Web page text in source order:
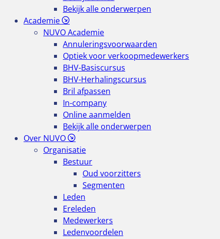
Bekijk alle onderwerpen
Academie
NUVO Academie
Annuleringsvoorwaarden
Optiek voor verkoopmedewerkers
BHV-Basiscursus
BHV-Herhalingscursus
Bril afpassen
In-company
Online aanmelden
Bekijk alle onderwerpen
Over NUVO
Organisatie
Bestuur
Oud voorzitters
Segmenten
Leden
Ereleden
Medewerkers
Ledenvoordelen